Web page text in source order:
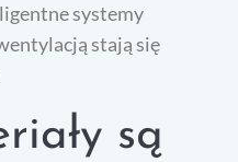
systemy
stają się
są